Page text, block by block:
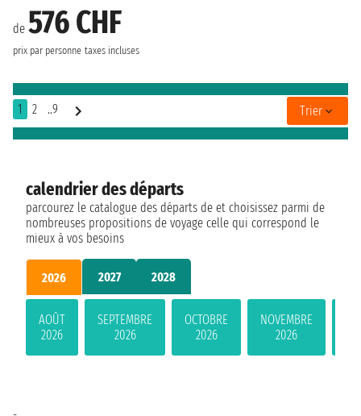
de 576 CHF
prix par personne taxes incluses
1 2 ..9 Trier
calendrier des départs
parcourez le catalogue des départs de et choisissez parmi de
nombreuses propositions de voyage celle qui correspond le
mieux à vos besoins
2026 2027 2028
AOÛT
2026
SEPTEMBRE
2026
OCTOBRE
2026
NOVEMBRE
2026